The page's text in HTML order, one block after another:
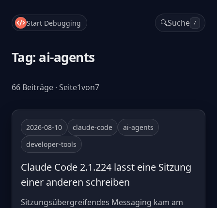
Start Debugging 🔍Suche /
Tag: ai-agents
66 Beiträge · Seite1von7
2026-08-10 claude-code
ai-agents
developer-tools
Claude Code 2.1.224 lässt eine Sitzung
einer anderen schreiben
Sitzungsübergreifendes Messaging kam am